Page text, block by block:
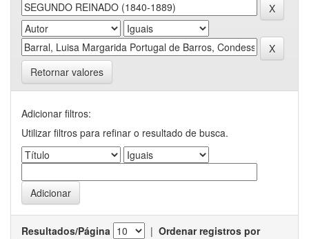
Retornar valores
Adicionar filtros:
Utilizar filtros para refinar o resultado de busca.
Resultados/Página | Ordenar registros por